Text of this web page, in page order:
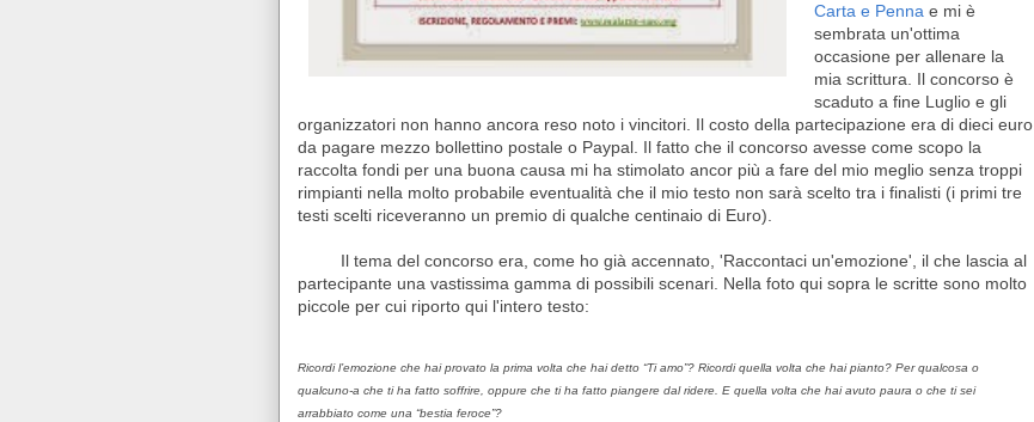
Carta e Penna e mi è
sembrata un'ottima
occasione per allenare la
mia scrittura. Il concorso è
scaduto a fine Luglio e gli
organizzatori non hanno ancora reso noto i vincitori. Il costo della partecipazione era di dieci euro
da pagare mezzo bollettino postale o Paypal. Il fatto che il concorso avesse come scopo la
raccolta fondi per una buona causa mi ha stimolato ancor più a fare del mio meglio senza troppi
rimpianti nella molto probabile eventualità che il mio testo non sarà scelto tra i finalisti (i primi tre
testi scelti riceveranno un premio di qualche centinaio di Euro).
Il tema del concorso era, come ho già accennato, 'Raccontaci un'emozione', il che lascia al
partecipante una vastissima gamma di possibili scenari. Nella foto qui sopra le scritte sono molto
piccole per cui riporto qui l'intero testo:
Ricordi l’emozione che hai provato la prima volta che hai detto “Ti amo”? Ricordi quella volta che hai pianto? Per qualcosa o
qualcuno-a che ti ha fatto soffrire, oppure che ti ha fatto piangere dal ridere. E quella volta che hai avuto paura o che ti sei
arrabbiato come una “bestia feroce”?